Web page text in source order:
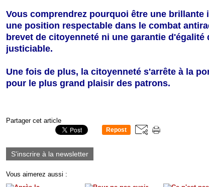
Vous comprendrez pourquoi être une brillante
une position respectable dans le combat
brevet de citoyenneté ni une garantie d'égalité
justiciable.
Une fois de plus, la citoyenneté s'arrête à la
pour le plus grand plaisir des patrons.
Partager cet article
Repost
S'inscrire à la newsletter
Vous aimerez aussi :